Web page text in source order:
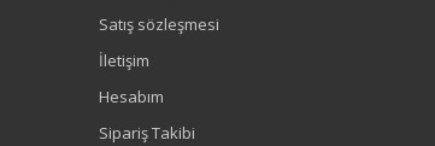
Satış sözleşmesi
İletişim
Hesabım
Sipariş Takibi